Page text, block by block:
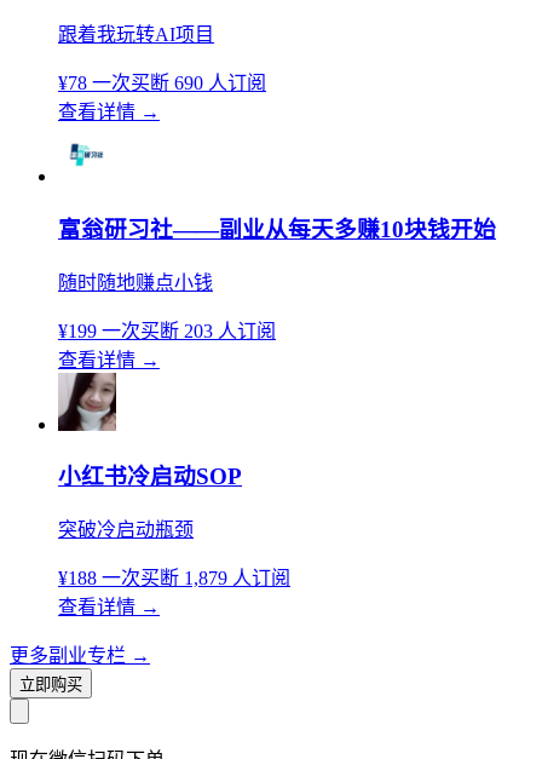
跟着我玩转AI项目
¥78 一次买断 690 人订阅
查看详情 →
富翁研习社——副业从每天多赚10块钱开始
随时随地赚点小钱
¥199 一次买断 203 人订阅
查看详情 →
小红书冷启动SOP
突破冷启动瓶颈
¥188 一次买断 1,879 人订阅
查看详情 →
更多副业专栏 →
立即购买